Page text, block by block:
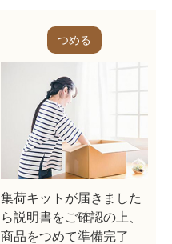
つめる
集荷キットが届きました
ら説明書をご確認の上、
商品をつめて準備完了